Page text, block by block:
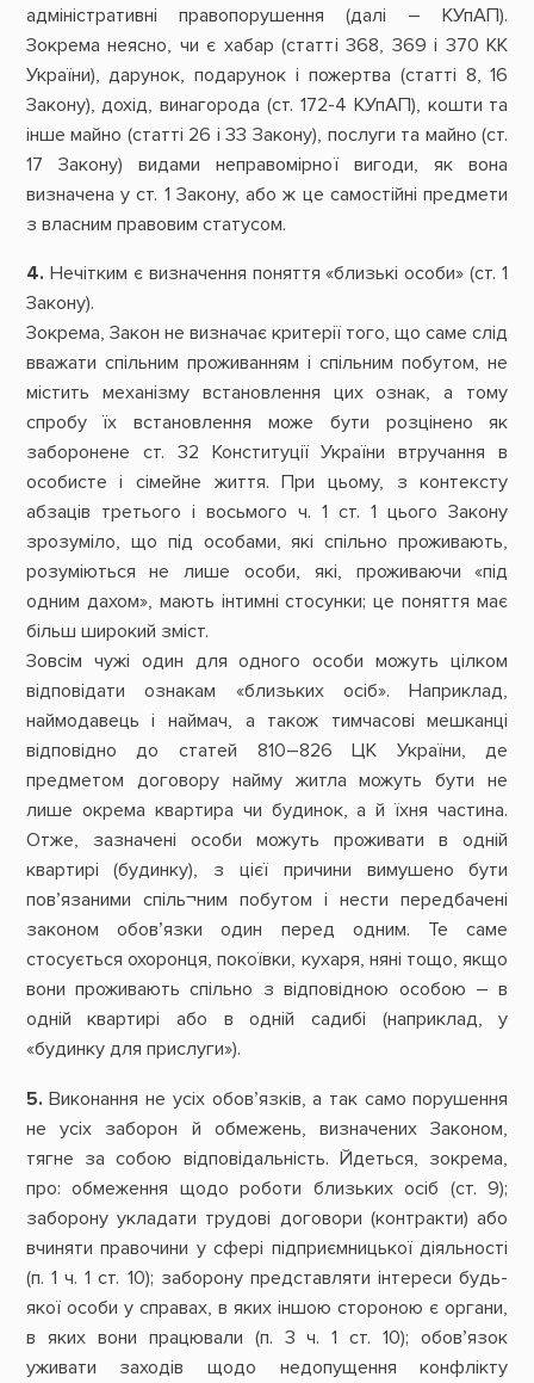
адміністративні правопорушення (далі – КУпАП).
Зокрема неясно, чи є хабар (статті 368, 369 і 370 КК
України), дарунок, подарунок і пожертва (статті 8, 16
Закону), дохід, винагорода (ст. 172-4 КУпАП), кошти та
інше майно (статті 26 і 33 Закону), послуги та майно (ст.
17 Закону) видами неправомірної вигоди, як вона
визначена у ст. 1 Закону, або ж це самостійні предмети
з власним правовим статусом.
4. Нечітким є визначення поняття «близькі особи» (ст. 1
Закону).
Зокрема, Закон не визначає критерії того, що саме слід
вважати спільним проживанням і спільним побутом, не
містить механізму встановлення цих ознак, а тому
спробу їх встановлення може бути розцінено як
заборонене ст. 32 Конституції України втручання в
особисте і сімейне життя. При цьому, з контексту
абзаців третього і восьмого ч. 1 ст. 1 цього Закону
зрозуміло, що під особами, які спільно проживають,
розуміються не лише особи, які, проживаючи «під
одним дахом», мають інтимні стосунки; це поняття має
більш широкий зміст.
Зовсім чужі один для одного особи можуть цілком
відповідати ознакам «близьких осіб». Наприклад,
наймодавець і наймач, а також тимчасові мешканці
відповідно до статей 810–826 ЦК України, де
предметом договору найму житла можуть бути не
лише окрема квартира чи будинок, а й їхня частина.
Отже, зазначені особи можуть проживати в одній
квартирі (будинку), з цієї причини вимушено бути
пов’язаними спіль¬ним побутом і нести передбачені
законом обов’язки один перед одним. Те саме
стосується охоронця, покоївки, кухаря, няні тощо, якщо
вони проживають спільно з відповідною особою – в
одній квартирі або в одній садибі (наприклад, у
«будинку для прислуги»).
5.Виконання не усіх обов’язків, а так само порушення
не усіх заборон й обмежень, визначених Законом,
тягне за собою відповідальність. Йдеться, зокрема,
про: обмеження щодо роботи близьких осіб (ст. 9);
заборону укладати трудові договори (контракти) або
вчиняти правочини у сфері підприємницької діяльності
(п. 1 ч. 1 ст. 10); заборону представляти інтереси будь-
якої особи у справах, в яких іншою стороною є органи,
в яких вони працювали (п. 3 ч. 1 ст. 10); обов’язок
уживати заходів щодо недопущення конфлікту